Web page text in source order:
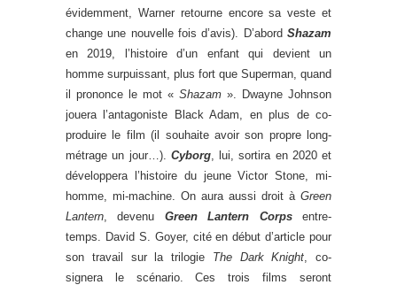
évidemment, Warner retourne encore sa veste et
change une nouvelle fois d’avis). D’abord Shazam
en 2019, l’histoire d’un enfant qui devient un
homme surpuissant, plus fort que Superman, quand
il prononce le mot « Shazam ». Dwayne Johnson
jouera l’antagoniste Black Adam, en plus de co-
produire le film (il souhaite avoir son propre long-
métrage un jour…). Cyborg, lui, sortira en 2020 et
développera l’histoire du jeune Victor Stone, mi-
homme, mi-machine. On aura aussi droit à Green
Lantern , devenu Green Lantern Corpsentre-
temps. David S. Goyer, cité en début d’article pour
son travail sur la trilogie The Dark Knight , co-
signera le scénario. Ces trois films seront